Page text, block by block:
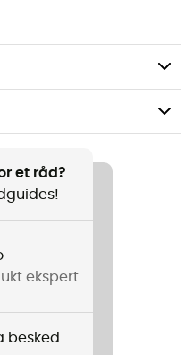
Kan indeholde spor af
nødder.
/ Triatlon / Trekking
et råd?
ekspert
besked